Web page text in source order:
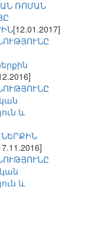
ՌՈՄԱՆ
[12.01.2017]
և
ՆԵՐՔԻՆ
և